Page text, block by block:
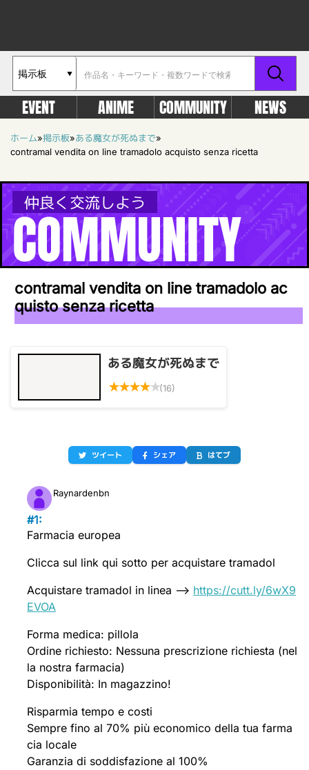
EVENT ANIME COMMUNITY NEWS
ホーム»掲示板»ある魔女が死ぬまで»
contramal vendita on line tramadolo acquisto senza ricetta
仲良く交流しよう
COMMUNITY
contramal vendita on line tramadolo ac
quisto senza ricetta
ある魔女が死ぬまで
★★★★★(16)
ツイート シェア はてブ
Raynardenbn
#1:
Farmacia europea
Clicca sul link qui sotto per acquistare tramadol
Acquistare tramadol in linea -–> https://cutt.ly/6wX9
EVOA
Forma medica: pillola
Ordine richiesto: Nessuna prescrizione richiesta (nel
la nostra farmacia)
Disponibilità: In magazzino!
Risparmia tempo e costi
Sempre fino al 70% più economico della tua farma
cia locale
Garanzia di soddisfazione al 100%